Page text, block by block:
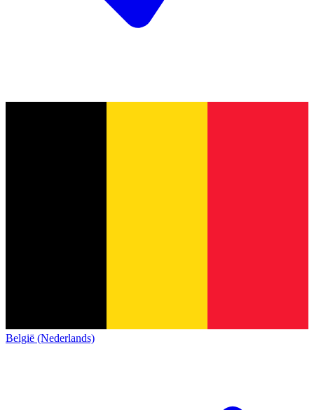
België (Nederlands)